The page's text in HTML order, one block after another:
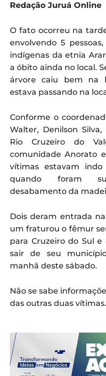
Redação Juruá Online
O fato ocorreu na
envolvendo 5
indígenas da etnia
a óbito ainda no local.
árvore caiu bem na
estava passando na
Conforme o
Walter, Denilson
Rio Cruzeiro do
comunidade Anorato
vítimas estavam
quando foram
desabamento da
Dois deram entrada
um fraturou o fêmur
para Cruzeiro do Sul
sair de seu
manhã deste sábado.
Não se sabe
das outras duas vítimas.